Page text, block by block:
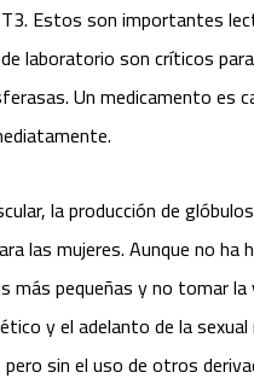
Estos son importantes
son críticos
Un medicamento es
la producción de
mujeres. Aunque no
pequeñas y no tomar
y el adelanto de la
sin el uso de otros